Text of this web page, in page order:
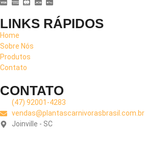
LINKS RÁPIDOS
Home
Sobre Nós
Produtos
Contato
CONTATO
(47) 92001-4283
vendas@plantascarnivorasbrasil.com.br
Joinville - SC